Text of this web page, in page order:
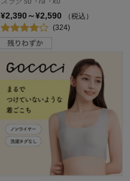
¥2,390～¥2,590
（税込）
(324)